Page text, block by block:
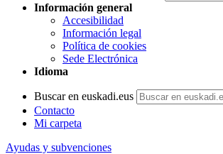
Información general
Accesibilidad
Información legal
Política de cookies
Sede Electrónica
Idioma
Buscar en euskadi.eus
Contacto
Mi carpeta
Ayudas y subvenciones